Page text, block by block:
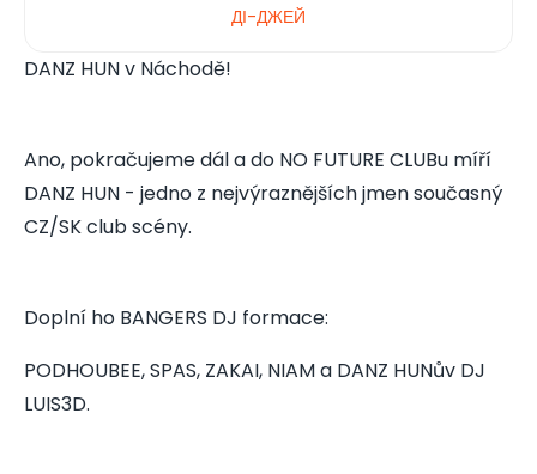
ДІ-ДЖЕЙ
DANZ HUN v Náchodě!
Ano, pokračujeme dál a do NO FUTURE CLUBu míří
DANZ HUN - jedno z nejvýraznějších jmen současný
CZ/SK club scény.
Doplní ho BANGERS DJ formace:
PODHOUBEE, SPAS, ZAKAI, NIAM a DANZ HUNův DJ
LUIS3D.